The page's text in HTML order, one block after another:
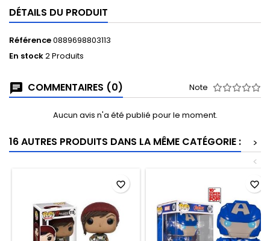
DÉTAILS DU PRODUIT
Référence0889698803113
En stock2 Produits
COMMENTAIRES (0) Note
Aucun avis n'a été publié pour le moment.
16 AUTRES PRODUITS DANS LA MÊME CATÉGORIE :
>
<
favorite_border favorite_border